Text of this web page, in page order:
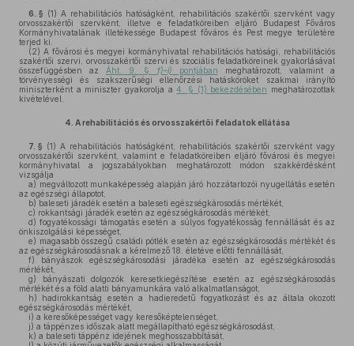
6. § (1) A rehabilitációs hatóságként, rehabilitációs szakértői szervként vagy
orvosszakértői szervként, illetve e feladatköreiben eljáró Budapest Főváros
Kormányhivatalának illetékessége Budapest főváros és Pest megye területére
terjed ki.
(2) A fővárosi és megyei kormányhivatal rehabilitációs hatósági, rehabilitációs
szakértői szervi, orvosszakértői szervi és szociális feladatköreinek gyakorlásával
összefüggésben az Áht. 9. § f)–i) pontjában meghatározott, valamint a
törvényességi és szakszerűségi ellenőrzési hatásköröket szakmai irányító
miniszterként a miniszter gyakorolja a4. § (1) bekezdésében meghatározottak
kivételével.
4. A rehabilitációs és orvosszakértői feladatok ellátása
7. § (1) A rehabilitációs hatóságként, rehabilitációs szakértői szervként vagy
orvosszakértői szervként, valamint e feladatköreiben eljáró fővárosi és megyei
kormányhivatal a jogszabályokban meghatározott módon szakkérdésként
vizsgálja
a) megváltozott munkaképesség alapján járó hozzátartozói nyugellátás esetén
az egészségi állapotot,
b) baleseti járadék esetén a baleseti egészségkárosodás mértékét,
c) rokkantsági járadék esetén az egészségkárosodás mértékét,
d) fogyatékossági támogatás esetén a súlyos fogyatékosság fennállását és az
önkiszolgálási képességet,
e) magasabb összegű családi pótlék esetén az egészségkárosodás mértékét és
az egészségkárosodásnak a kérelmező 18. életéve előtti fennállását,
f) bányászok egészségkárosodási járadéka esetén az egészségkárosodás
mértékét,
g) bányászati dolgozók keresetkiegészítése esetén az egészségkárosodás
mértékét és a föld alatti bányamunkára való alkalmatlanságot,
h) hadirokkantság esetén a hadieredetű fogyatkozást és az általa okozott
egészségkárosodás mértékét,
i) a keresőképességet vagy keresőképtelenséget,
j) a táppénzes időszak alatt megállapítható egészségkárosodást,
k) a baleseti táppénz idejének meghosszabbítását,